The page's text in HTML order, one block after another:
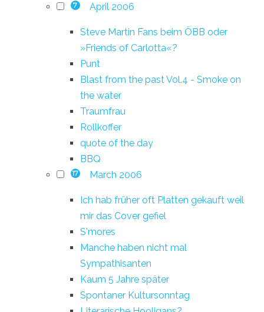
7 April 2006
Steve Martin Fans beim ÖBB oder
»Friends of Carlotta«?
Punt
Blast from the past Vol.4 - Smoke on
the water
Traumfrau
Rollkoffer
quote of the day
BBQ
17 March 2006
Ich hab früher oft Platten gekauft weil
mir das Cover gefiel
S'mores
Manche haben nicht mal
Sympathisanten
Kaum 5 Jahre später
Spontaner Kultursonntag